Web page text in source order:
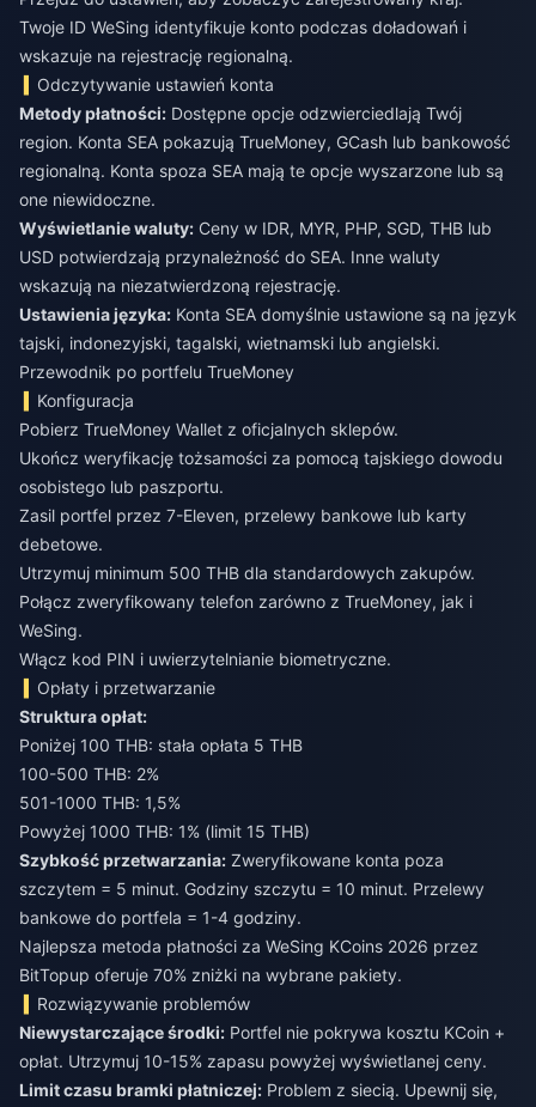
Twoje ID WeSing identyfikuje konto podczas doładowań i
wskazuje na rejestrację regionalną.
Odczytywanie ustawień konta
Metody płatności: Dostępne opcje odzwierciedlają Twój
region. Konta SEA pokazują TrueMoney, GCash lub bankowość
regionalną. Konta spoza SEA mają te opcje wyszarzone lub są
one niewidoczne.
Wyświetlanie waluty: Ceny w IDR, MYR, PHP, SGD, THB lub
USD potwierdzają przynależność do SEA. Inne waluty
wskazują na niezatwierdzoną rejestrację.
Ustawienia języka: Konta SEA domyślnie ustawione są na język
tajski, indonezyjski, tagalski, wietnamski lub angielski.
Przewodnik po portfelu TrueMoney
Konfiguracja
Pobierz TrueMoney Wallet z oficjalnych sklepów.
Ukończ weryfikację tożsamości za pomocą tajskiego dowodu
osobistego lub paszportu.
Zasil portfel przez 7-Eleven, przelewy bankowe lub karty
debetowe.
Utrzymuj minimum 500 THB dla standardowych zakupów.
Połącz zweryfikowany telefon zarówno z TrueMoney, jak i
WeSing.
Włącz kod PIN i uwierzytelnianie biometryczne.
Opłaty i przetwarzanie
Struktura opłat:
Poniżej 100 THB: stała opłata 5 THB
100-500 THB: 2%
501-1000 THB: 1,5%
Powyżej 1000 THB: 1% (limit 15 THB)
Szybkość przetwarzania: Zweryfikowane konta poza
szczytem = 5 minut. Godziny szczytu = 10 minut. Przelewy
bankowe do portfela = 1-4 godziny.
Najlepsza metoda płatności za WeSing KCoins 2026 przez
BitTopup oferuje 70% zniżki na wybrane pakiety.
Rozwiązywanie problemów
Niewystarczające środki: Portfel nie pokrywa kosztu KCoin +
opłat. Utrzymuj 10-15% zapasu powyżej wyświetlanej ceny.
Limit czasu bramki płatniczej: Problem z siecią. Upewnij się,